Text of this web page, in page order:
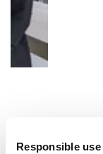
Responsible